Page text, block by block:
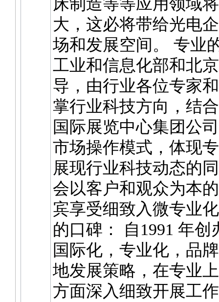
床制造等等应用领域
大，这必将带给光电
场和发展空间。 专业
工业和信息化部和北
导，由行业各位专家
掌行业科技方向，结
国际展览中心集团公
市场操作模式，体现
展现行业科技动态的
会以客户和观众为本
宾享受细致入微专业
的口碑： 自1991 年创
国际化，专业化，品
地发展策略，在专业
方面深入细致开展工